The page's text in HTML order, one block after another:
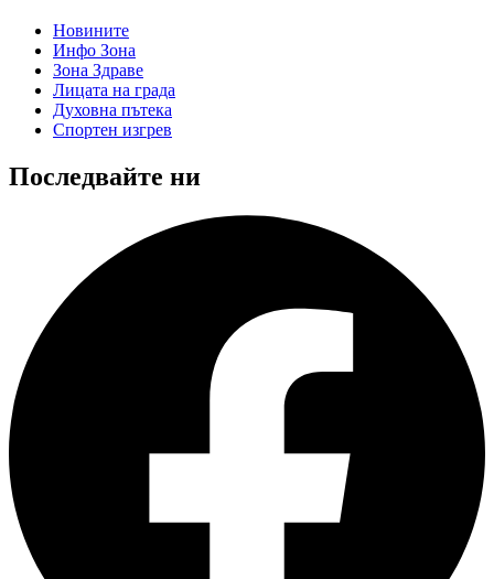
Новините
Инфо Зона
Зона Здраве
Лицата на града
Духовна пътека
Спортен изгрев
Последвайте ни